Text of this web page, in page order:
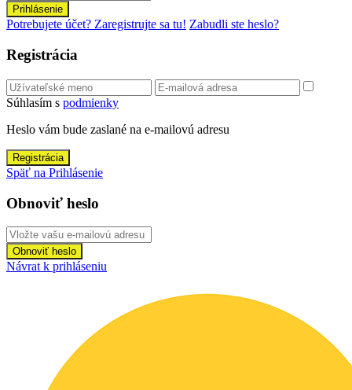
Prihlásenie
Potrebujete účet? Zaregistrujte sa tu! Zabudli ste heslo?
Registrácia
Súhlasím s podmienky
Heslo vám bude zaslané na e-mailovú adresu
Registrácia
Späť na Prihlásenie
Obnoviť heslo
Obnoviť heslo
Návrat k prihláseniu